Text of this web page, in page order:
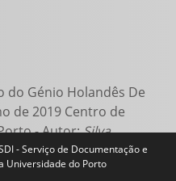
- Serviço de Documentação e
Universidade do Porto
do Génio Holandês De
de 2019 Centro de
- Autor:Silva,